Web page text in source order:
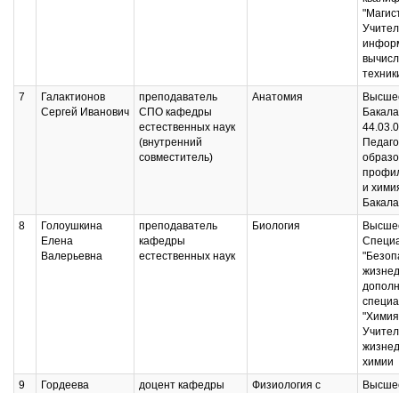
7
Галактионов
Сергей Иванович
преподаватель
СПО кафедры
естественных наук
(внутренний
совместитель)
Анатомия
и
8
Голоушкина
Елена
Валерьевна
преподаватель
кафедры
естественных наук
Биология
химии
9
Гордеева
доцент кафедры
Физиология с